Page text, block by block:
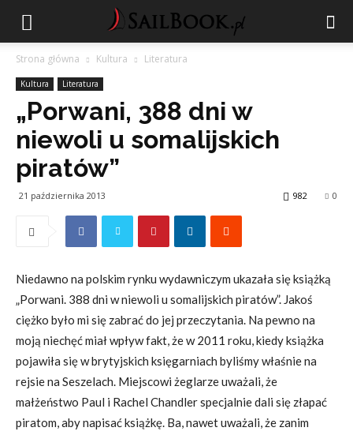
Strona główna Kultura Literatura
Kultura Literatura
„Porwani, 388 dni w
niewoli u somalijskich
piratów”
21 października 2013 0
982
Niedawno na polskim rynku wydawniczym ukazała się książką
„Porwani. 388 dni w niewoli u somalijskich piratów”. Jakoś
ciężko było mi się zabrać do jej przeczytania. Na pewno na
moją niechęć miał wpływ fakt, że w 2011 roku, kiedy książka
pojawiła się w brytyjskich księgarniach byliśmy właśnie na
rejsie na Seszelach. Miejscowi żeglarze uważali, że
małżeństwo Paul i Rachel Chandler specjalnie dali się złapać
piratom, aby napisać książkę. Ba, nawet uważali, że zanim